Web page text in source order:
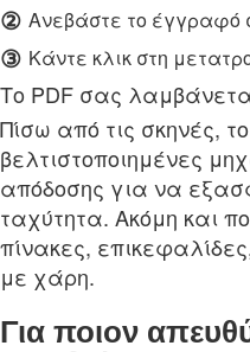
② Ανεβάστε το έγγραφό
③ Κάντε κλικ στη
Το PDF σας
Πίσω από τις σκηνές,
βελτιστοποιημένες
απόδοσης για να
ταχύτητα. Ακόμη και
πίνακες,
με χάρη.
Για ποιον